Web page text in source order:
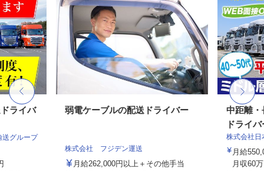
ライバ
送グループ
弱電ケーブルの配送ドライバー
株式会社 フジデン運送
月給262,000円以上＋その他手当
中距離・
ドライバ
株式会社日
月給
月収60